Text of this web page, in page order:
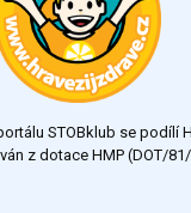
STOBklub se podílí
z dotace HMP (DOT/